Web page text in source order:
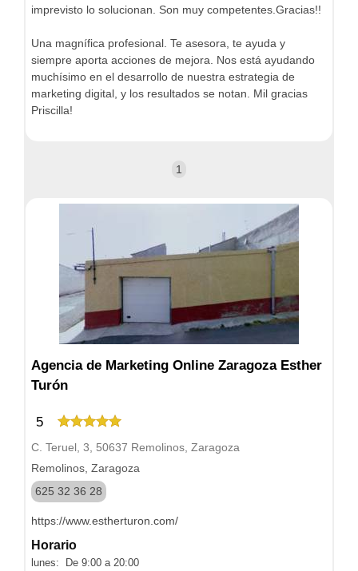
imprevisto lo solucionan. Son muy competentes.Gracias!!
Una magnífica profesional. Te asesora, te ayuda y
siempre aporta acciones de mejora. Nos está ayudando
muchísimo en el desarrollo de nuestra estrategia de
marketing digital, y los resultados se notan. Mil gracias
Priscilla!
1
Agencia de Marketing Online Zaragoza Esther
Turón
5
C. Teruel, 3, 50637 Remolinos, Zaragoza
Remolinos, Zaragoza
625 32 36 28
https://www.estherturon.com/
Horario
lunes: De 9:00 a 20:00